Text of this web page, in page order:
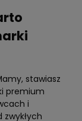
stawiasz
premium
i